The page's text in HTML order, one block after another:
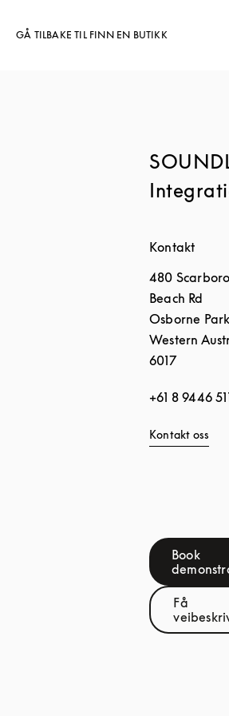
GÅ TILBAKE TIL FINN EN BUTIKK
Kontakt
480
Beach Rd
Osborne
Western
6017
+61 8 9446
Kontakt oss
Book
Få